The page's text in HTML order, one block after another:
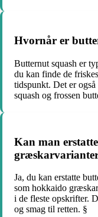
Hvornår er
Butternut squash er
du kan finde de
tidspunkt. Det er
squash og frossen
Kan man
Ja, du kan erstatte
som hokkaido
i de fleste opskrifter.
og smag til retten. §